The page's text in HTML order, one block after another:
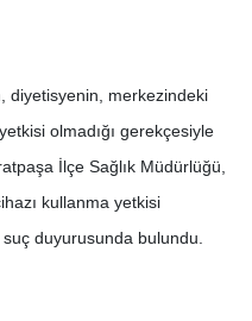
diyetisyenin, merkezindeki
olmadığı gerekçesiyle
İlçe Sağlık Müdürlüğü,
kullanma yetkisi
suç duyurusunda bulundu.